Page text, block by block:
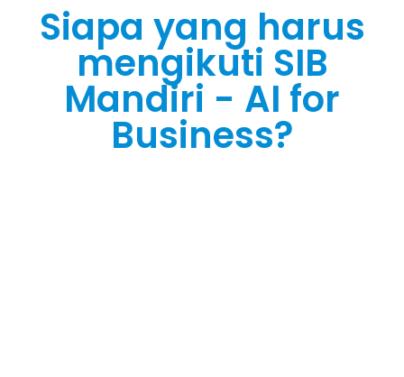
Siapa yang harus
mengikuti SIB
Mandiri - AI for
Business?